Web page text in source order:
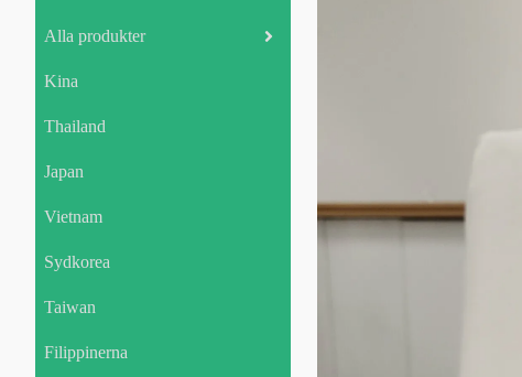
Alla produkter
Kina
Thailand
Japan
Vietnam
Sydkorea
Taiwan
Filippinerna